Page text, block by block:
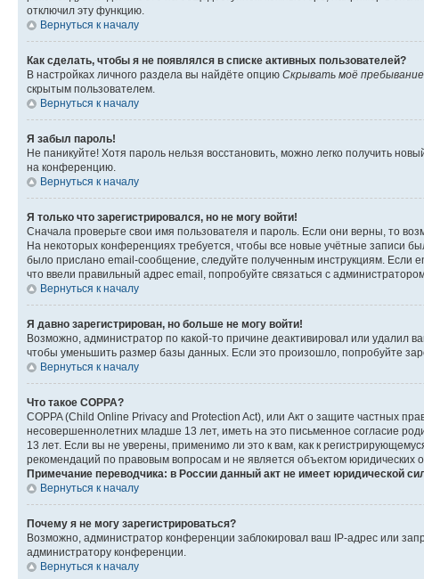
отключил эту функцию.
Вернуться к началу
Как сделать, чтобы я не появлялся в списке активных пользователей?
В настройках личного раздела вы найдёте опцию Скрывать моё
скрытым пользователем.
Вернуться к началу
Я забыл пароль!
Не паникуйте! Хотя пароль нельзя восстановить, можно легко получить
на конференцию.
Вернуться к началу
Я только что зарегистрировался, но не могу войти!
Сначала проверьте свои имя пользователя и пароль. Если они верны, то
На некоторых конференциях требуется, чтобы все новые учётные записи
было прислано email-сообщение, следуйте полученным инструкциям. Если
что ввели правильный адрес email, попробуйте связаться с
Вернуться к началу
Я давно зарегистрирован, но больше не могу войти!
Возможно, администратор по какой-то причине деактивировал или удалил
чтобы уменьшить размер базы данных. Если это произошло, попробуйте
Вернуться к началу
Что такое COPPA?
COPPA (Child Online Privacy and Protection Act), или Акт о защите частных
несовершеннолетних младше 13 лет, иметь на это письменное согласие
13 лет. Если вы не уверены, применимо ли это к вам, как к
рекомендаций по правовым вопросам и не является объектом юридических
Примечание переводчика: в России данный акт не имеет юридической
Вернуться к началу
Почему я не могу зарегистрироваться?
Возможно, администратор конференции заблокировал ваш IP-адрес или
администратору конференции.
Вернуться к началу